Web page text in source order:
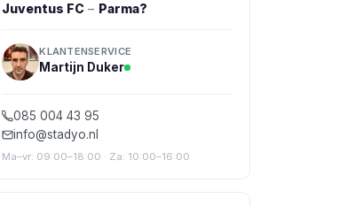
Juventus FC – Parma?
KLANTENSERVICE
Martijn Duker
085 004 43 95
info@stadyo.nl
Ma–vr: 09:00–18:00 · Za: 10:00–16:00